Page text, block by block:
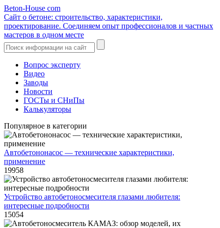
Beton-House com
Сайт о бетоне: строительство, характеристики,
проектирование. Соединяем опыт профессионалов и частных
мастеров в одном месте
Вопрос эксперту
Видео
Заводы
Новости
ГОСТы и СНиПы
Калькуляторы
Популярное в категории
Автобетононасос — технические характеристики,
применение
19958
Устройство автобетоносмесителя глазами любителя:
интересные подробности
15054